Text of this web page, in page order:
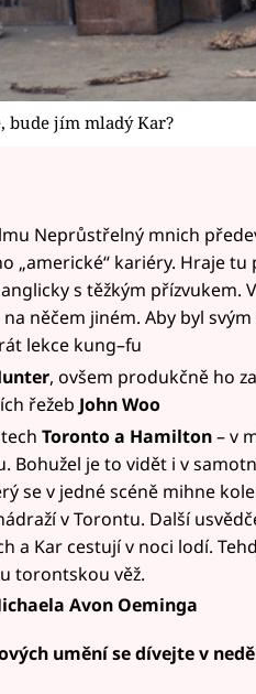
bude jím mladý Kar?
Neprůstřelný mnich
„americké“ kariéry. Hraje tu
s těžkým přízvukem.
něčem jiném. Aby byl
lekce kung–fu
, ovšem produkčně ho
řežeb John Woo
Toronto a Hamilton– v
Bohužel je to vidět i v
se v jedné scéně mihne
v Torontu. Další
a Kar cestují v noci lodí.
torontskou věž.
Avon Oeminga
umění se dívejte v